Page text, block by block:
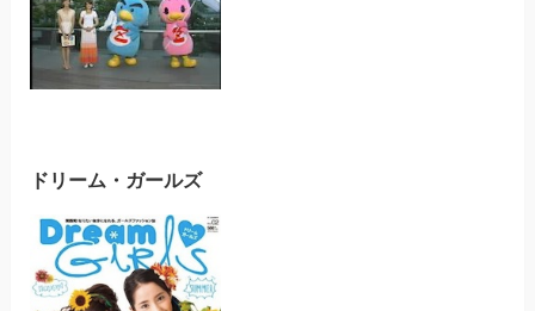
ドリーム・ガールズ